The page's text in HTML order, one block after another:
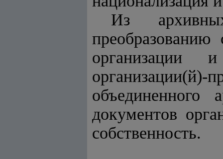
Из
организации
объединенного
документов
собственность.